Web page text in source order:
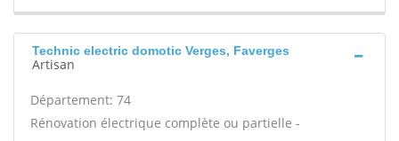
Technic electric domotic Verges, Faverges
Artisan
Département: 74
Rénovation électrique complète ou partielle -